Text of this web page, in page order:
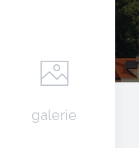
galerie